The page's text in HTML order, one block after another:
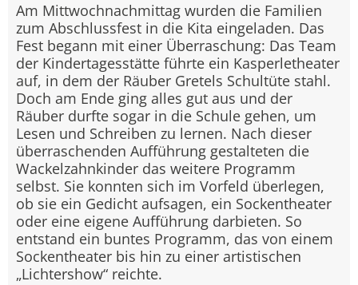
Am Mittwochnachmittag wurden die Familien
zum Abschlussfest in die Kita eingeladen. Das
Fest begann mit einer Überraschung: Das Team
der Kindertagesstätte führte ein Kasperletheater
auf, in dem der Räuber Gretels Schultüte stahl.
Doch am Ende ging alles gut aus und der
Räuber durfte sogar in die Schule gehen, um
Lesen und Schreiben zu lernen. Nach dieser
überraschenden Aufführung gestalteten die
Wackelzahnkinder das weitere Programm
selbst. Sie konnten sich im Vorfeld überlegen,
ob sie ein Gedicht aufsagen, ein Sockentheater
oder eine eigene Aufführung darbieten. So
entstand ein buntes Programm, das von einem
Sockentheater bis hin zu einer artistischen
„Lichtershow“ reichte.